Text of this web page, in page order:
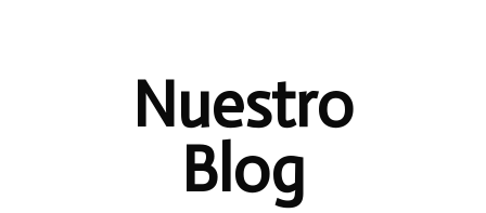
Nuestro
Blog